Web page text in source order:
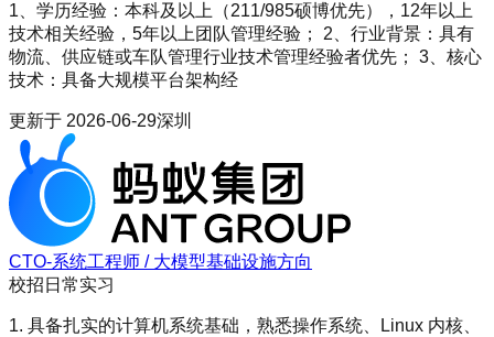
1、学历经验：本科及以上（211/985硕博优先），12年以上
技术相关经验，5年以上团队管理经验； 2、行业背景：具有
物流、供应链或车队管理行业技术管理经验者优先； 3、核心
技术：具备大规模平台架构经
更新于 2026-06-29深圳
CTO-系统工程师 / 大模型基础设施方向
校招 日常实习
1. 具备扎实的计算机系统基础，熟悉操作系统、Linux 内核、